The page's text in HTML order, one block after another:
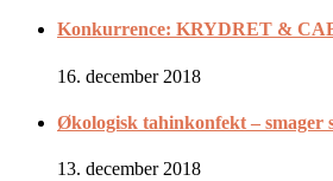
Konkurrence: KRYDRET &
16. december 2018
Økologisk tahinkonfekt – smager
13. december 2018